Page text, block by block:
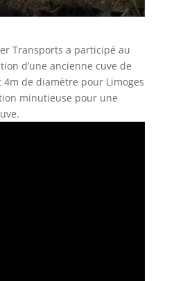
Transports a participé au
d’une ancienne cuve de
de diamètre pour Limoges
minutieuse pour une